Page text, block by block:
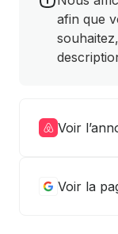
afin que
Voir
Voir la